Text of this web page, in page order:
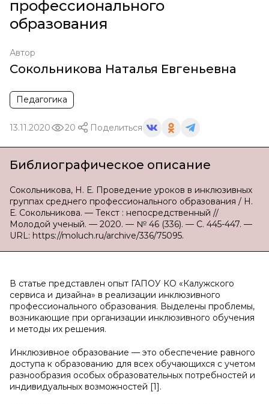
профессионального
образования
Автор
Сокольникова Наталья Евгеньевна
Педагогика
13.11.2020 20 Поделиться
Библиографическое описание
Сокольникова, Н. Е. Проведение уроков в инклюзивных
группах среднего профессионального образования / Н.
Е. Сокольникова. — Текст : непосредственный //
Молодой ученый. — 2020. — № 46 (336). — С. 445-447. —
URL: https://moluch.ru/archive/336/75095.
В статье представлен опыт ГАПОУ КО «Калужского
сервиса и дизайна» в реализации инклюзивного
профессионального образования. Выделены проблемы,
возникающие при организации инклюзивного обучения
и методы их решения.
Инклюзивное образование — это обеспечение равного
доступа к образованию для всех обучающихся с учетом
разнообразия особых образовательных потребностей и
индивидуальных возможностей [1].